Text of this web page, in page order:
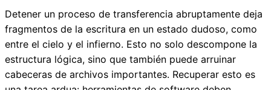
Detener un proceso de transferencia abruptamente deja
fragmentos de la escritura en un estado dudoso, como
entre el cielo y el infierno. Esto no solo descompone la
estructura lógica, sino que también puede arruinar
cabeceras de archivos importantes. Recuperar esto es